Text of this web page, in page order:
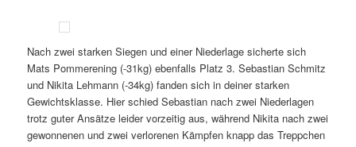
Nach zwei starken Siegen und einer Niederlage sicherte sich
Mats Pommerening (-31kg) ebenfalls Platz 3. Sebastian Schmitz
und Nikita Lehmann (-34kg) fanden sich in deiner starken
Gewichtsklasse. Hier schied Sebastian nach zwei Niederlagen
trotz guter Ansätze leider vorzeitig aus, während Nikita nach zwei
gewonnenen und zwei verlorenen Kämpfen knapp das Treppchen